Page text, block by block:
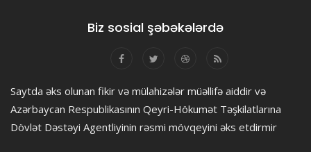
Biz sosial şəbəkələrdə
Saytda əks olunan fikir və mülahizələr müəllifə aiddir və
Azərbaycan Respublikasının Qeyri-Hökumət Təşkilatlarına
Dövlət Dəstəyi Agentliyinin rəsmi mövqeyini əks etdirmir